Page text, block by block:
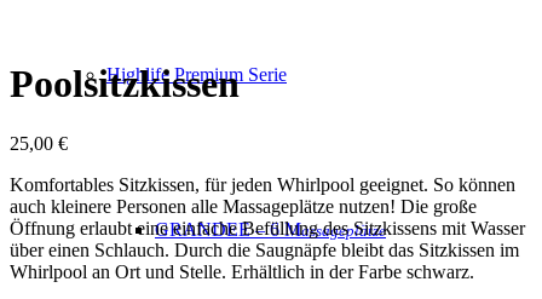
Highlife Premium Serie
GRANDEE – 6 Massageplätze
Poolsitzkissen
25,00 €
Komfortables Sitzkissen, für jeden Whirlpool geeignet. So können
auch kleinere Personen alle Massageplätze nutzen! Die große
Öffnung erlaubt eine einfache Befüllung des Sitzkissens mit Wasser
über einen Schlauch. Durch die Saugnäpfe bleibt das Sitzkissen im
Whirlpool an Ort und Stelle. Erhältlich in der Farbe schwarz.